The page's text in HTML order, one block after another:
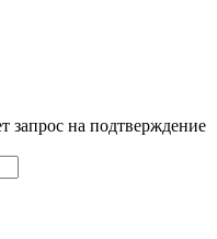
запрос на подтверждение